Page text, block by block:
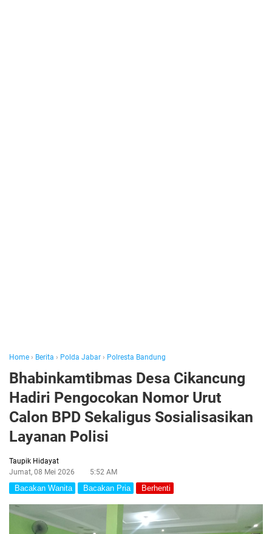
Home › Berita › Polda Jabar › Polresta Bandung
Bhabinkamtibmas Desa Cikancung
Hadiri Pengocokan Nomor Urut
Calon BPD Sekaligus Sosialisasikan
Layanan Polisi
Taupik Hidayat
Jumat, 08 Mei 2026
5:52 AM
Bacakan Wanita Bacakan Pria Berhenti